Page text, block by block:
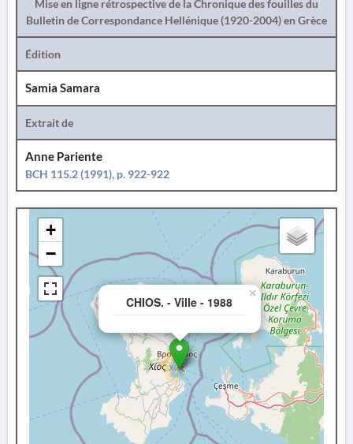
Mise en ligne rétrospective de la Chronique des fouilles du
Bulletin de Correspondance Hellénique (1920-2004) en Grèce
Édition
Samia Samara
Extrait de
Anne Pariente
BCH 115.2 (1991), p. 922-922
CHIOS. - Ville - 1988
×
+
−